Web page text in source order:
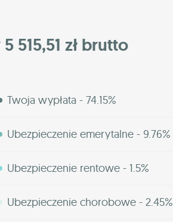
515,51 zł brutto
Twoja wypłata - 74.15%
Ubezpieczenie emerytalne - 9.76%
Ubezpieczenie rentowe - 1.5%
Ubezpieczenie chorobowe - 2.45%